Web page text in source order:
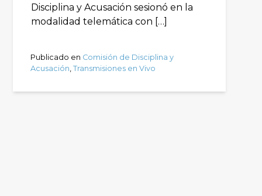
Disciplina y Acusación sesionó en la
modalidad telemática con […]
Publicado en Comisión de Disciplina y
Acusación,Transmisiones en Vivo